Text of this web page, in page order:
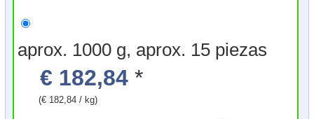
aprox. 1000 g, aprox. 15 piezas
€ 182,84 *
(€ 182,84 / kg)